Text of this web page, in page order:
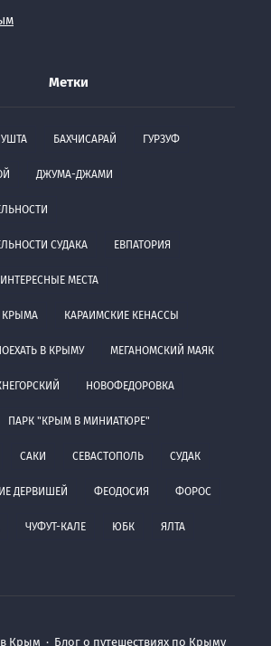
Метки
БАХЧИСАРАЙ ГУРЗУФ
ДЖУМА-ДЖАМИ
СУДАКА ЕВПАТОРИЯ
ИНТЕРЕСНЫЕ МЕСТА
КРЫМА КАРАИМСКИЕ КЕНАССЫ
В КРЫМУ МЕГАНОМСКИЙ МАЯК
НОВОФЕДОРОВКА
ПАРК "КРЫМ В МИНИАТЮРЕ"
САКИ СЕВАСТОПОЛЬ СУДАК
ДЕРВИШЕЙ ФЕОДОСИЯ ФОРОС
ЧУФУТ-КАЛЕ ЮБК ЯЛТА
Крым · Блог о путешествиях по Крыму